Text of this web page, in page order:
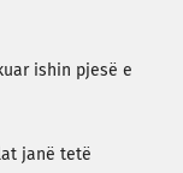
ishin pjesë e
janë tetë